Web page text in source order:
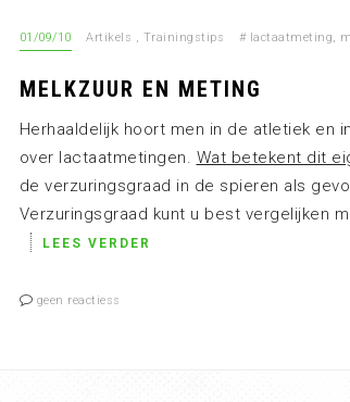
01/09/10 Artikels , Trainingstips # lactaatmeting,
MELKZUUR EN METING
Herhaaldelijk hoort men in de atletiek en
over lactaatmetingen. Wat betekent dit
de verzuringsgraad in de spieren als
Verzuringsgraad kunt u best vergelijken
LEES VERDER
geen reactiess